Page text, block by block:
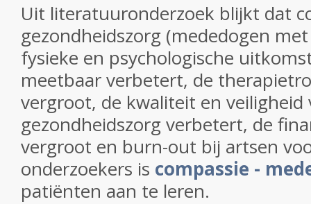
Uit literatuuronderzoek blijkt dat
gezondheidszorg (mededogen
fysieke en psychologische
meetbaar verbetert, de
vergroot, de kwaliteit en veiligheid
gezondheidszorg verbetert, de
vergroot en burn-out bij artsen
onderzoekers is compassie -
patiënten aan te leren.